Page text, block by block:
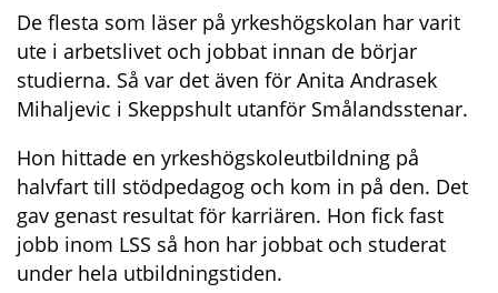
De flesta som läser på yrkeshögskolan har varit
ute i arbetslivet och jobbat innan de börjar
studierna. Så var det även för Anita Andrasek
Mihaljevic i Skeppshult utanför Smålandsstenar.
Hon hittade en yrkeshögskoleutbildning på
halvfart till stödpedagog och kom in på den. Det
gav genast resultat för karriären. Hon fick fast
jobb inom LSS så hon har jobbat och studerat
under hela utbildningstiden.